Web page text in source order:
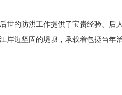
世的防洪工作提供了宝贵经验。后
岸边坚固的堤坝，承载着包拯当年